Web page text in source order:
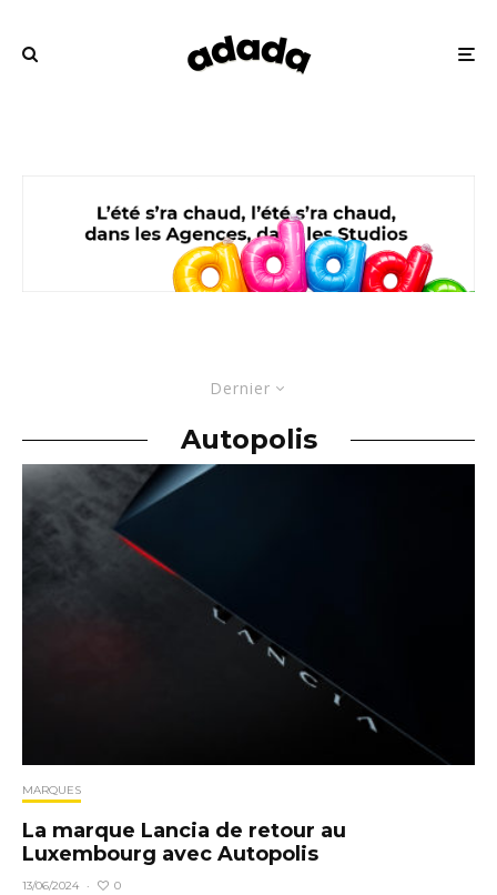
Dernier
Autopolis
MARQUES
La marque Lancia de retour au
Luxembourg avec Autopolis
13/06/2024 · 0